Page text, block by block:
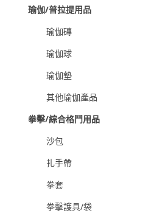
瑜伽/普拉提用品
瑜伽磚
瑜伽球
瑜伽墊
其他瑜伽產品
拳擊/綜合格鬥用品
沙包
扎手帶
拳套
拳擊護具/袋